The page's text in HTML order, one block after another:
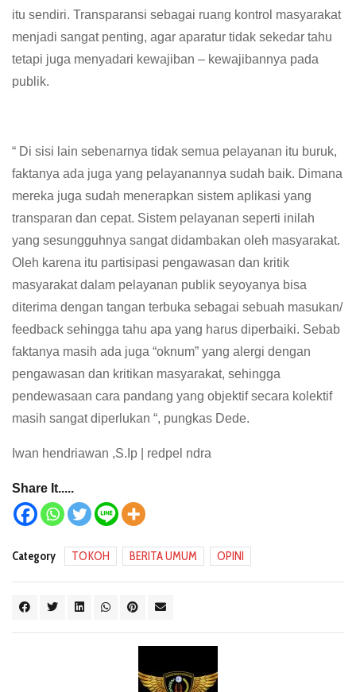
itu sendiri. Transparansi sebagai ruang kontrol masyarakat
menjadi sangat penting, agar aparatur tidak sekedar tahu
tetapi juga menyadari kewajiban – kewajibannya pada
publik.
“ Di sisi lain sebenarnya tidak semua pelayanan itu buruk,
faktanya ada juga yang pelayanannya sudah baik. Dimana
mereka juga sudah menerapkan sistem aplikasi yang
transparan dan cepat. Sistem pelayanan seperti inilah
yang sesungguhnya sangat didambakan oleh masyarakat.
Oleh karena itu partisipasi pengawasan dan kritik
masyarakat dalam pelayanan publik seyoyanya bisa
diterima dengan tangan terbuka sebagai sebuah masukan/
feedback sehingga tahu apa yang harus diperbaiki. Sebab
faktanya masih ada juga “oknum” yang alergi dengan
pengawasan dan kritikan masyarakat, sehingga
pendewasaan cara pandang yang objektif secara kolektif
masih sangat diperlukan “, pungkas Dede.
Iwan hendriawan ,S.Ip | redpel ndra
Share It.....
Category TOKOH BERITA UMUM OPINI